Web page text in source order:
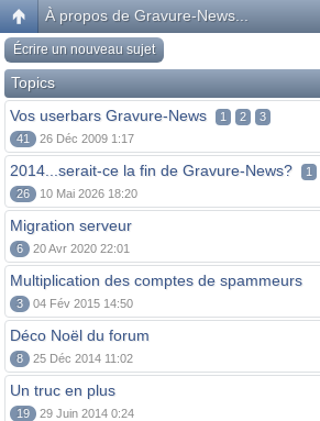
À propos de Gravure-News...
Écrire un nouveau sujet
Topics
Vos userbars Gravure-News
1 2
3
41
26 Déc 2009 1:17
2014...serait-ce la fin de Gravure-News? 1
26
10 Mai 2026 18:20
Migration serveur
6 20 Avr 2020 22:01
Multiplication des comptes de spammeurs
3 04 Fév 2015 14:50
Déco Noël du forum
8 25 Déc 2014 11:02
Un truc en plus
19 29 Juin 2014 0:24